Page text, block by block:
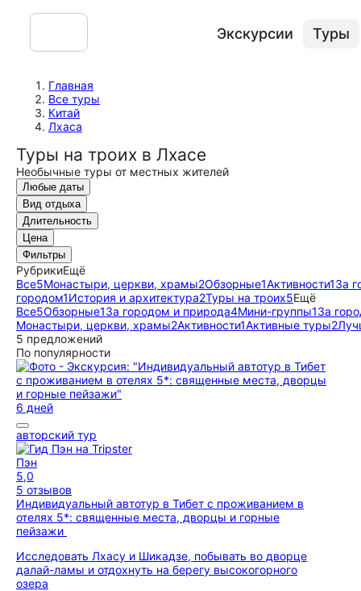
Экскурсии Туры
Главная
Все туры
Китай
Лхаса
Туры на троих в Лхасе
Необычные туры от местных жителей
Любые даты
Вид отдыха
Длительность
Цена
Фильтры
РубрикиЕщё
Все5Монастыри, церкви, храмы2Обзорные1Активности1За
городом1История и архитектура2Туры на троих5Ещё
Все5Обзорные1За городом и природа4Мини-группы1За
Монастыри, церкви, храмы2Активности1Активные туры2
5 предложений
По популярности
6 дней
авторский тур
Пэн
5,0
5 отзывов
Индивидуальный автотур в Тибет с проживанием в
отелях 5*: священные места, дворцы и горные
пейзажи
Исследовать Лхасу и Шикадзе, побывать во дворце
далай-ламы и отдохнуть на берегу высокогорного
озера